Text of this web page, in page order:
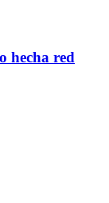
hecha red